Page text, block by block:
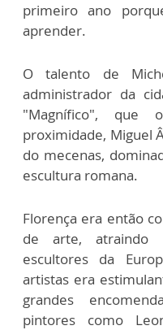
primeiro ano
aprender.
O talento de
administrador da
"Magnífico", que
proximidade, Miguel
do mecenas,
escultura romana.
Florença era então
de arte, atraindo
escultores da
artistas era
grandes
pintores como